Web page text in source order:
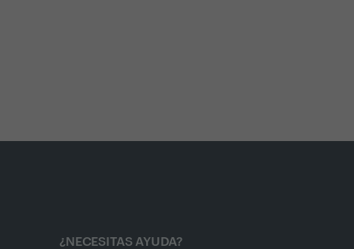
¿NECESITAS AYUDA?